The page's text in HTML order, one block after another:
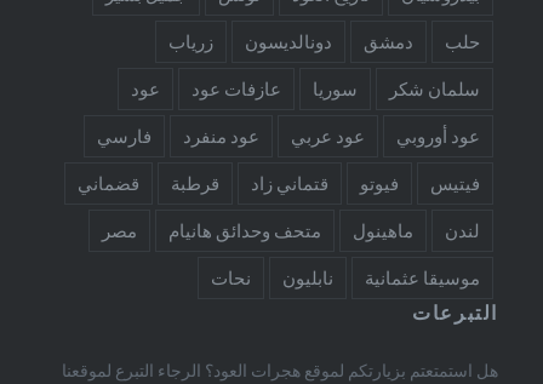
حلب دمشق دونالديسون زرياب
سلمان شكر سوريا عازفات عود عود
عود أوروبي عود عربي عود منفرد فارسي
فيتيس فيوتو قتماني زاد قرطبة قضماني
لندن ماهينول متحف وحدائق هانيام مصر
موسيقا عثمانية نابليون نحات
التبرعات
هل استمتعتم بزيارتكم لموقع هجرات العود؟ الرجاء التبرع لموقعنا